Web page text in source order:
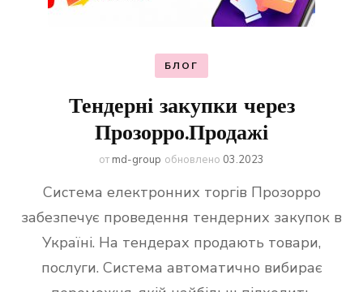
БЛОГ
Тендерні закупки через
Прозорро.Продажі
от md-group обновлено 03.2023
Система електронних торгів Прозорро
забезпечує проведення тендерних закупок в
Україні. На тендерах продають товари,
послуги. Система автоматично вибирає